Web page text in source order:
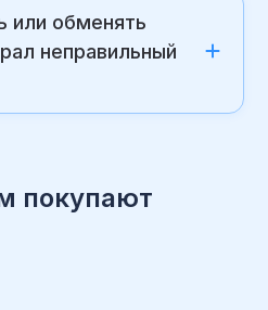
или обменять
неправильный
покупают